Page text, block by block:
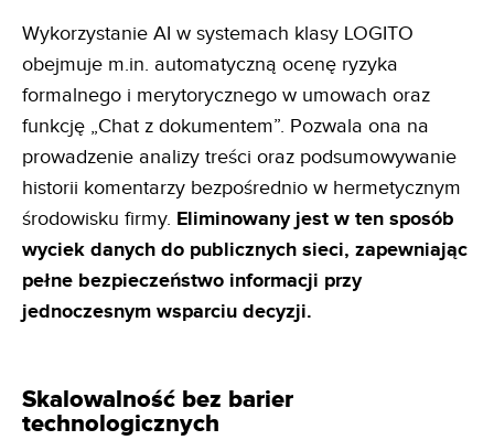
Wykorzystanie AI w systemach klasy LOGITO
obejmuje m.in. automatyczną ocenę ryzyka
formalnego i merytorycznego w umowach oraz
funkcję „Chat z dokumentem”. Pozwala ona na
prowadzenie analizy treści oraz podsumowywanie
historii komentarzy bezpośrednio w hermetycznym
środowisku firmy. Eliminowany jest w ten sposób
wyciek danych do publicznych sieci, zapewniając
pełne bezpieczeństwo informacji przy
jednoczesnym wsparciu decyzji.
Skalowalność bez barier
technologicznych